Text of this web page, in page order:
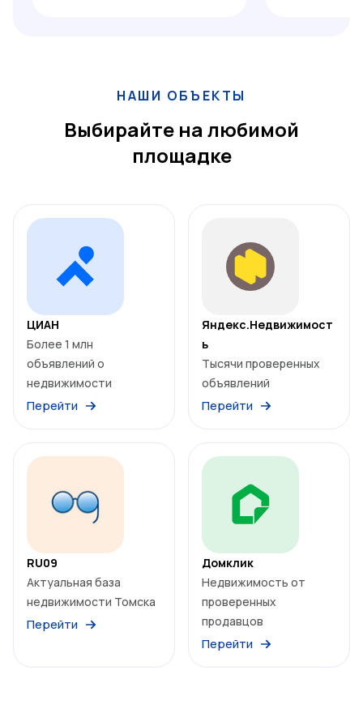
НАШИ ОБЪЕКТЫ
Выбирайте на любимой
площадке
ЦИАН
Более 1 млн
объявлений о
недвижимости
Перейти
Яндекс.Недвижимост
ь
Тысячи проверенных
объявлений
Перейти
RU09
Актуальная база
недвижимости Томска
Перейти
Домклик
Недвижимость от
проверенных
продавцов
Перейти